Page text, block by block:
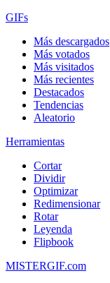
GIFs
Más descargados
Más votados
Más visitados
Más recientes
Destacados
Tendencias
Aleatorio
Herramientas
Cortar
Dividir
Optimizar
Redimensionar
Rotar
Leyenda
Flipbook
MISTERGIF.com